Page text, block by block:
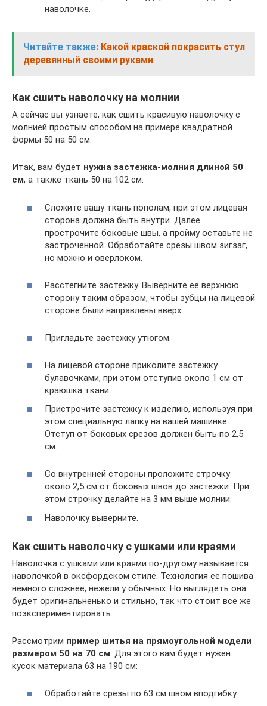
наволочке.
Читайте также: Какой краской покрасить стул
деревянный своими руками
Как сшить наволочку на молнии
А сейчас вы узнаете, как сшить красивую наволочку с
молнией простым способом на примере квадратной
формы 50 на 50 см.
Итак, вам будет нужна застежка-молния длиной 50
см, а также ткань 50 на 102 см:
Сложите вашу ткань пополам, при этом лицевая
сторона должна быть внутри. Далее
прострочите боковые швы, а пройму оставьте не
застроченной. Обработайте срезы швом зигзаг,
но можно и оверлоком.
Расстегните застежку. Выверните ее верхнюю
сторону таким образом, чтобы зубцы на лицевой
стороне были направлены вверх.
Пригладьте застежку утюгом.
На лицевой стороне приколите застежку
булавочками, при этом отступив около 1 см от
краюшка ткани.
Пристрочите застежку к изделию, используя при
этом специальную лапку на вашей машинке.
Отступ от боковых срезов должен быть по 2,5
см.
Со внутренней стороны проложите строчку
около 2,5 см от боковых швов до застежки. При
этом строчку делайте на 3 мм выше молнии.
Наволочку выверните.
Как сшить наволочку с ушками или краями
Наволочка с ушками или краями по-другому называется
наволочкой в оксфордском стиле. Технология ее пошива
немного сложнее, нежели у обычных. Но выглядеть она
будет оригинальненько и стильно, так что стоит все же
поэкспериментировать.
Рассмотрим пример шитья на прямоугольной модели
размером 50 на 70 см . Для этого вам будет нужен
кусок материала 63 на 190 см:
Обработайте срезы по 63 см швом вподгибку.